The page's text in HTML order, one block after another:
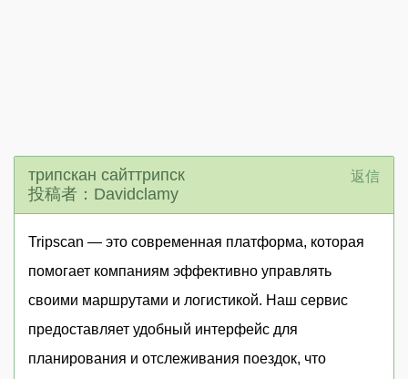
трипскан сайттрипск
投稿者：Davidclamy
返信
Tripscan — это современная платформа, которая
помогает компаниям эффективно управлять
своими маршрутами и логистикой. Наш сервис
предоставляет удобный интерфейс для
планирования и отслеживания поездок, что